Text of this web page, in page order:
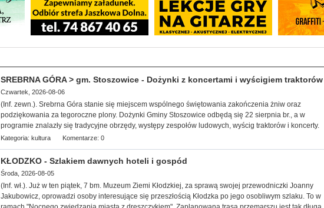
SREBRNA GÓRA > gm. Stoszowice - Dożynki z koncertami i wyścigiem traktorów
Czwartek, 2026-08-06
(Inf. zewn.). Srebrna Góra stanie się miejscem wspólnego świętowania zakończenia żniw oraz
podziękowania za tegoroczne plony. Dożynki Gminy Stoszowice odbędą się 22 sierpnia br., a w
programie znalazły się tradycyjne obrzędy, występy zespołów ludowych, wyścig traktorów i koncerty.
Kategoria: kultura Komentarze: 0
KŁODZKO - Szlakiem dawnych hoteli i gospód
Środa, 2026-08-05
(Inf. wł.). Już w ten piątek, 7 bm. Muzeum Ziemi Kłodzkiej, za sprawą swojej przewodniczki Joanny
Jakubowicz, oprowadzi osoby interesujące się przeszłością Kłodzka po jego osobliwym szlaku. To w